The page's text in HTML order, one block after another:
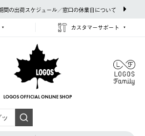
の出荷スケジュール／窓口の休業日について
カスタマーサポート
LOGOS OFFICIAL ONLINE SHOP